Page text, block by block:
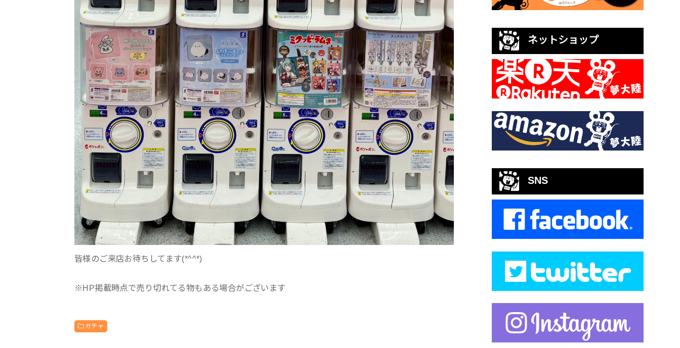
皆様のご来店お待ちしてます(*^^*)
※HP掲載時点で売り切れてる物もある場合がございます
ガチャ
ネットショップ
SNS